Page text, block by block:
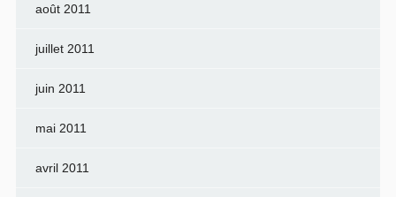
août 2011
juillet 2011
juin 2011
mai 2011
avril 2011